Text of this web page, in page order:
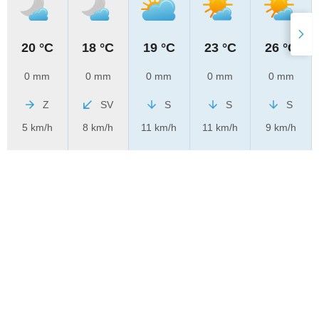
20 °C
0 mm
Z
5 km/h
18 °C
0 mm
SV
8 km/h
19 °C
0 mm
S
11 km/h
23 °C
0 mm
S
11 km/h
26 °C
0 mm
S
9 km/h